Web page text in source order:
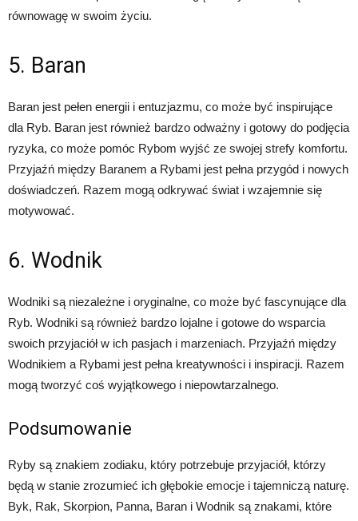
równowagę w swoim życiu.
5. Baran
Baran jest pełen energii i entuzjazmu, co może być inspirujące
dla Ryb. Baran jest również bardzo odważny i gotowy do podjęcia
ryzyka, co może pomóc Rybom wyjść ze swojej strefy komfortu.
Przyjaźń między Baranem a Rybami jest pełna przygód i nowych
doświadczeń. Razem mogą odkrywać świat i wzajemnie się
motywować.
6. Wodnik
Wodniki są niezależne i oryginalne, co może być fascynujące dla
Ryb. Wodniki są również bardzo lojalne i gotowe do wsparcia
swoich przyjaciół w ich pasjach i marzeniach. Przyjaźń między
Wodnikiem a Rybami jest pełna kreatywności i inspiracji. Razem
mogą tworzyć coś wyjątkowego i niepowtarzalnego.
Podsumowanie
Ryby są znakiem zodiaku, który potrzebuje przyjaciół, którzy
będą w stanie zrozumieć ich głębokie emocje i tajemniczą naturę.
Byk, Rak, Skorpion, Panna, Baran i Wodnik są znakami, które